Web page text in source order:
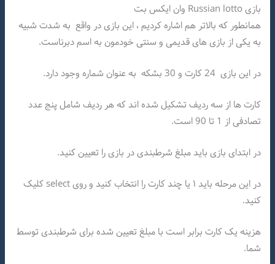
بازی Russian lotto وان ایکس بت
همانطور که بالاتر هم اشاره کردیم ، این بازی در واقع به شدت شبیه
به یکی از بازی های قدیمی و سنتی خودمون به اسم دبرناست.
در این بازی 24 کارت و 30 بشکه به عنوان شماره وجود دارد.
کارت ها از سه ردیف تشکیل شده اند که هر ردیف شامل پنج عدد
تصادفی از 1 تا 90 است.
در ابتدای بازی باید مبلغ شرطبندی در بازی را تعیین کنید.
در این مرحله باید ۱ یا چند کارت را انتخاب کنید و روی select کلیک
کنید.
هزینه یک کارت برابر است با مبلغ تعیین شده برای شرطبندی توسط
شما.